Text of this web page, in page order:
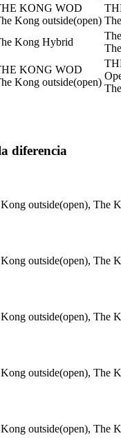
KONG WOD
Kong outside(open)
Kong Hybrid
KONG WOD
Kong outside(open)
diferencia
outside(open), The
outside(open), The
outside(open), The
outside(open), The
outside(open), The